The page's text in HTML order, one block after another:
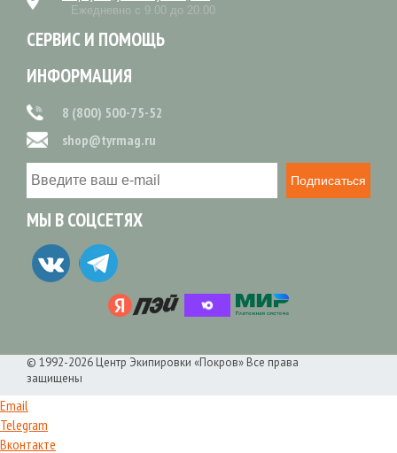
Ежедневно с 9.00 до 20.00
СЕРВИС И ПОМОЩЬ
ИНФОРМАЦИЯ
8 (800) 500-75-52
shop@tyrmag.ru
Подписаться
МЫ В СОЦСЕТЯХ
© 1992-2026 Центр Экипировки «Покров» Все права
защищены
Email
Telegram
Вконтакте